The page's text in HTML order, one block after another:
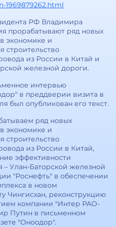
1969879262.html
РФ Владимира
прорабатывают ряд новых
экономике и
строительство
из России в Китай и
железной дороги.
интервью
в преддверии визита в
был опубликован его текст.
ряд новых
экономике и
строительство
из России в Китай,
эффективности
– Улан-Баторской железной
"Роснефть" в обеспечении
в новом
Чингисхан, реконструкцию
компании "Интер РАО-
Путин в письменном
"Оноодор".